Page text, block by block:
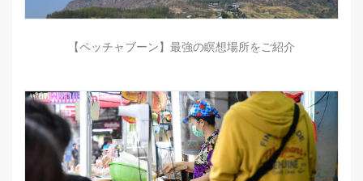
【ペッチャブーン】最強の瞑想場所をご紹介